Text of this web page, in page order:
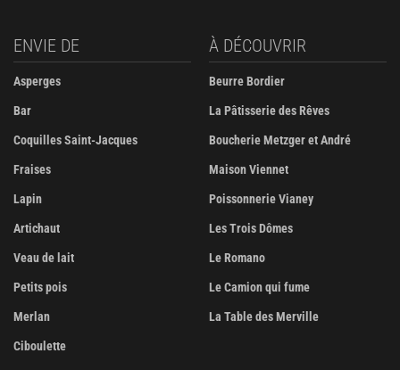
ENVIE DE
Asperges
Bar
Coquilles Saint-Jacques
Fraises
Lapin
Artichaut
Veau de lait
Petits pois
Merlan
Ciboulette
À DÉCOUVRIR
Beurre Bordier
La Pâtisserie des Rêves
Boucherie Metzger et André
Maison Viennet
Poissonnerie Vianey
Les Trois Dômes
Le Romano
Le Camion qui fume
La Table des Merville